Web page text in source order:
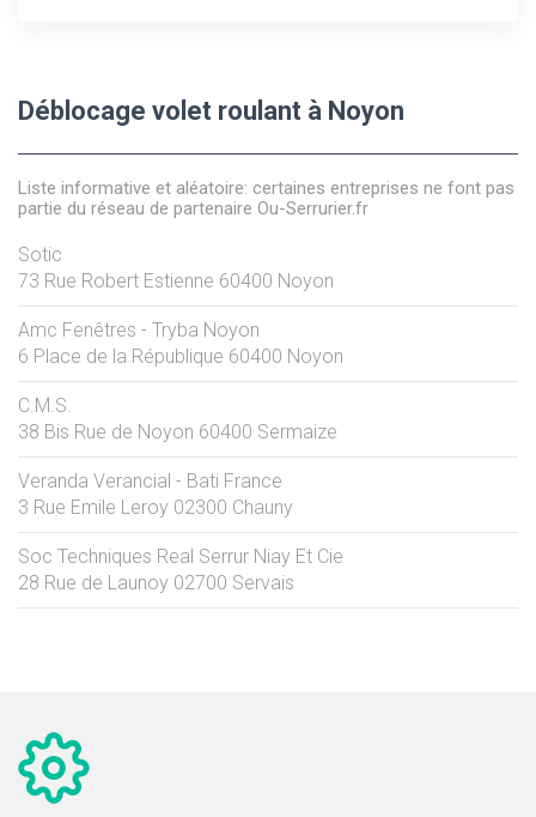
Déblocage volet roulant à Noyon
Liste informative et aléatoire: certaines entreprises ne font pas
partie du réseau de partenaire Ou-Serrurier.fr
Sotic
73 Rue Robert Estienne 60400 Noyon
Amc Fenêtres - Tryba Noyon
6 Place de la République 60400 Noyon
C.M.S.
38 Bis Rue de Noyon 60400 Sermaize
Veranda Verancial - Bati France
3 Rue Emile Leroy 02300 Chauny
Soc Techniques Real Serrur Niay Et Cie
28 Rue de Launoy 02700 Servais